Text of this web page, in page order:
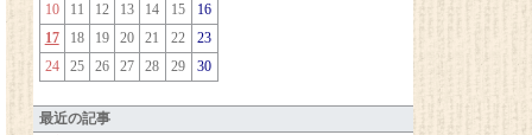
10
11 12 13 14 15
16
17
18 19 20 21 22
23
24
25 26 27 28 29 30
最近の記事